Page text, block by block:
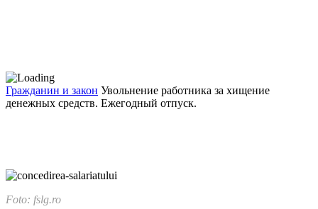
Гражданин и закон Увольнение работника за хищение
денежных средств. Ежегодный отпуск.
Foto: fslg.ro